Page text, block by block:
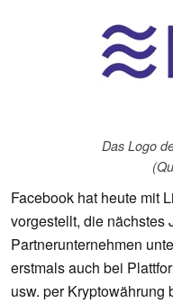
Das Logo
Facebook hat heute mit
vorgestellt, die nächstes
Partnerunternehmen
erstmals auch bei
usw. per Kryptowährung